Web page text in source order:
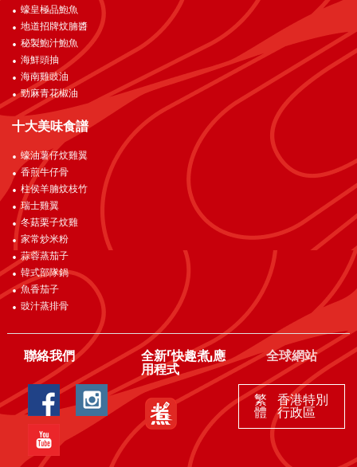
蠔皇極品鮑魚
地道招牌炆腩醬
秘製鮑汁鮑魚
海鮮頭抽
海南雞豉油
勁麻青花椒油
十大美味食譜
蠔油薯仔炆雞翼
香煎牛仔骨
柱侯羊腩炆枝竹
瑞士雞翼
冬菇栗子炆雞
家常炒米粉
蒜蓉蒸茄子
韓式部隊鍋
魚香茄子
豉汁蒸排骨
聯絡我們
全新「快趣煮」應
用程式
全球網站
繁
體
香港特別
行政區